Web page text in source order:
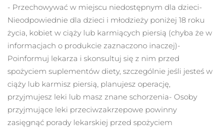
- Przechowywać w miejscu niedostępnym dla dzieci-
Nieodpowiednie dla dzieci i młodzieży poniżej 18 roku
życia, kobiet w ciąży lub karmiących piersią (chyba że w
informacjach o produkcie zaznaczono inaczej)-
Poinformuj lekarza i skonsultuj się z nim przed
spożyciem suplementów diety, szczególnie jeśli jesteś w
ciąży lub karmisz piersią, planujesz operację,
przyjmujesz leki lub masz znane schorzenia- Osoby
przyjmujące leki przeciwzakrzepowe powinny
zasięgnąć porady lekarskiej przed spożyciem
Łotwa
Oczekiwany czas dostawy
8/9/26
Liban
Oczekiwany czas dostawy
Litwa
Oczekiwany czas dostawy
Luksemburg
Oczekiwany czas dostawy